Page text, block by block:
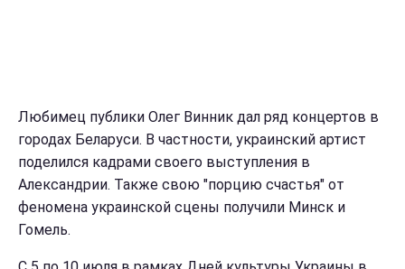
Любимец публики Олег Винник дал ряд концертов в
городах Беларуси. В частности, украинский артист
поделился кадрами своего выступления в
Александрии. Также свою "порцию счастья" от
феномена украинской сцены получили Минск и
Гомель.